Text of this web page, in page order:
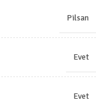
Pilsan
Evet
Evet